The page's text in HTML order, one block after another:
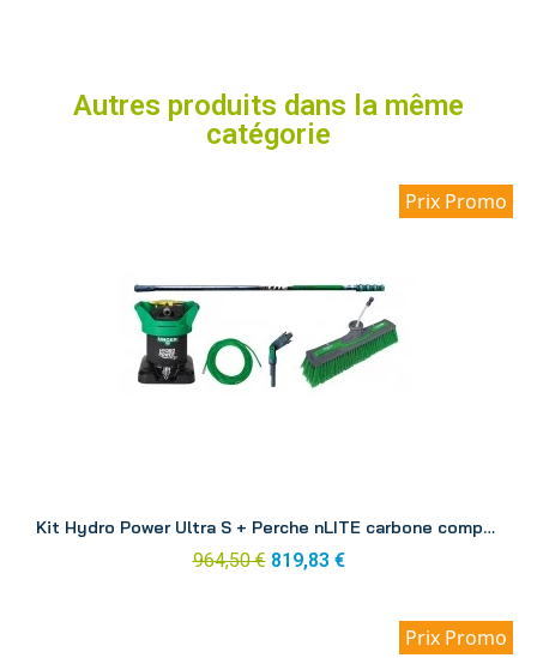
Autres produits dans la même
catégorie
Prix Promo
Kit Hydro Power Ultra S + Perche nLITE carbone composite 6.00 m DINK1
964,50 € 819,83 €
Prix Promo